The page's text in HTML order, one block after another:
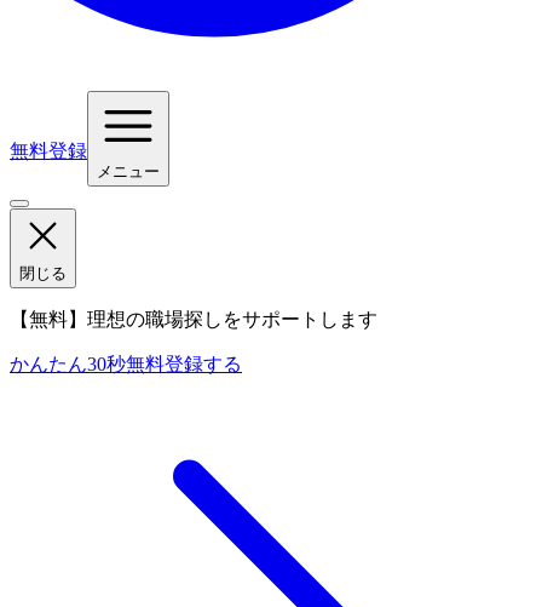
無料登録
メニュー
閉じる
【無料】理想の職場探しをサポートします
かんたん30秒無料登録する